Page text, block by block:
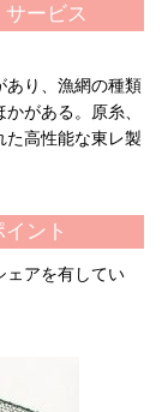
ービス
あり、漁網の種類
がある。原糸、
た高性能な東レ製
ント
ェアを有してい